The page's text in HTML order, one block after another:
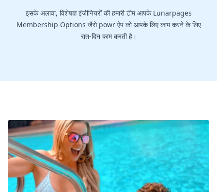
इसके अलावा, विशेषज्ञ इंजीनियरों की हमारी टीम आपके Lunarpages
Membership Options जैसे powr ऐप को आपके लिए काम करने के लिए
रात-दिन काम करती है।